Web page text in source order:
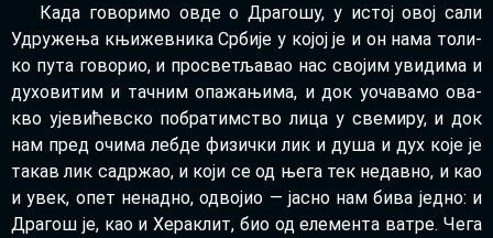
Ка­да го­во­ри­мо ов­де о Дра­го­шу, у ис­тој овој са­ли
Удру­же­ња књи­жев­ни­ка Ср­би­је у ко­јој је и он на­ма то­ли­
ко пу­та го­во­рио, и про­све­тља­вао нас сво­јим уви­ди­ма и
ду­хо­ви­тим и тач­ним опа­жа­њи­ма, и док уоча­ва­мо ова­
кво ује­ви­ћев­ско по­бра­тим­ство ли­ца у све­ми­ру, и док
нам пред очи­ма леб­де фи­зич­ки лик и ду­ша и дух ко­је је
та­кав лик са­др­жао, и ко­ји се од ње­га тек не­дав­но, и као
и увек, опет не­над­но, одво­јио — ја­сно нам би­ва јед­но: и
Дра­гош је, као и Хе­ра­клит, био од еле­мен­та ва­тре. Че­га